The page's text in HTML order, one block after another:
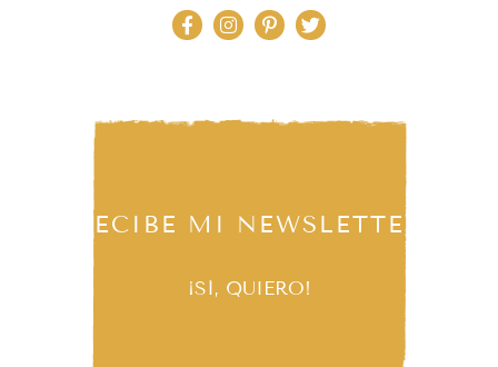
RECIBE MI NEWSLETTER
¡SÍ, QUIERO!